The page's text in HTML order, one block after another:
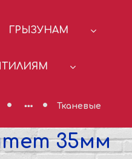
ГРЫЗУНАМ
Тканевые
35мм